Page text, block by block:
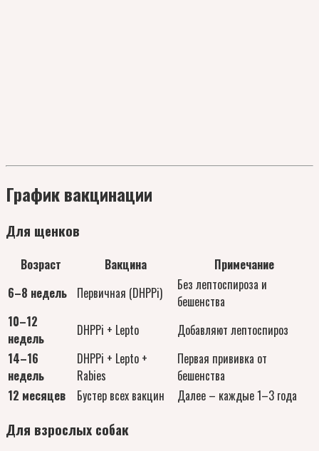
График вакцинации
Для щенков
Возраст Вакцина
Примечание
6–8 недель
Первичная (DHPPi)
Без лептоспироза и
бешенства
10–12
недель
DHPPi + Lepto
Добавляют лептоспироз
14–16
недель
DHPPi + Lepto +
Rabies
Первая прививка от
бешенства
12 месяцев
Бустер всех вакцин Далее – каждые 1–3 года
Для взрослых собак